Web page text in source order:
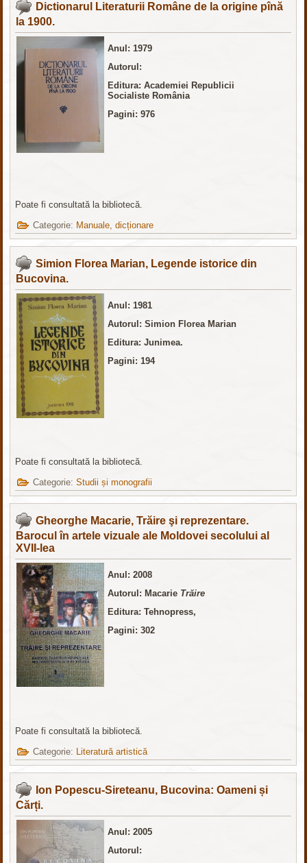
Dictionarul Literaturii Române de la origine pînă
la 1900.
Anul: 1979
Autorul:
Editura: Academiei Republicii
Socialiste România
Pagini:976
Poate fi consultată la bibliotecă.
Categorie: Manuale, dicționare
Simion Florea Marian, Legende istorice din
Bucovina.
Anul: 1981
Autorul: Simion Florea Marian
Editura:Junimea.
Pagini: 194
Poate fi consultată la bibliotecă.
Categorie:Studii și monografii
Gheorghe Macarie, Trăire şi reprezentare.
Barocul în artele vizuale ale Moldovei secolului al
XVII-lea
Anul: 2008
Autorul: Macarie Trăire
Editura: Tehnopress,
Pagini: 302
Poate fi consultată la bibliotecă.
Categorie:
Literatură artistică
Ion Popescu-Sireteanu, Bucovina: Oameni și
Cărți.
Anul: 2005
Autorul: